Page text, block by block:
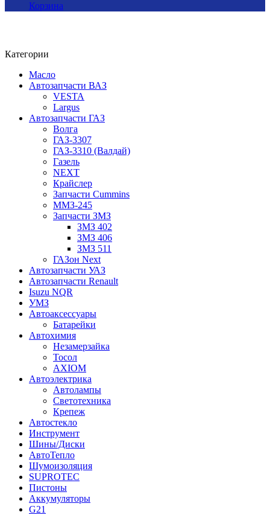
Корзина
Категории
Масло
Автозапчасти ВАЗ
VESTA
Largus
Автозапчасти ГАЗ
Волга
ГАЗ-3307
ГАЗ-3310 (Валдай)
Газель
NEXT
Крайслер
Запчасти Cummins
ММЗ-245
Запчасти ЗМЗ
ЗМЗ 402
ЗМЗ 406
ЗМЗ 511
ГАЗон Next
Автозапчасти УАЗ
Автозапчасти Renault
Isuzu NQR
УМЗ
Автоаксессуары
Батарейки
Автохимия
Незамерзайка
Тосол
AXIOM
Автоэлектрика
Автолампы
Светотехника
Крепеж
Автостекло
Инструмент
Шины/Диски
АвтоТепло
Шумоизоляция
SUPROTEC
Пистоны
Аккумуляторы
G21